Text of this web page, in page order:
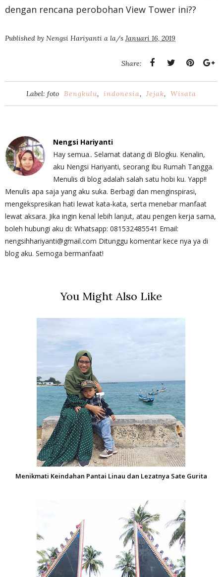
dengan rencana perobohan View Tower ini??
Published by Nengsi Hariyanti a la/s Januari 16, 2019
Share:
Label: foto Bengkulu, indonesia, Jejak, Wisata
Nengsi Hariyanti
Hay semua.. Selamat datang di Blogku. Kenalin,
aku Nengsi Hariyanti, seorang Ibu Rumah Tangga.
Menulis di blog adalah salah satu hobi ku. Yapp!!
Menulis apa saja yang aku suka. Berbagi dan menginspirasi,
mengekspresikan hati lewat kata-kata, serta menebar manfaat
lewat aksara. Jika ingin kenal lebih lanjut, atau pengen kerja sama,
boleh hubungi aku di: Whatsapp: 081532485541 Email:
nengsihhariyanti@gmail.com Ditunggu komentar kece nya ya di
blog aku. Semoga bermanfaat!
You Might Also Like
Menikmati Keindahan Pantai Linau dan Lezatnya Sate Gurita